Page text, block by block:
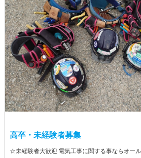
高卒・未経験者募集